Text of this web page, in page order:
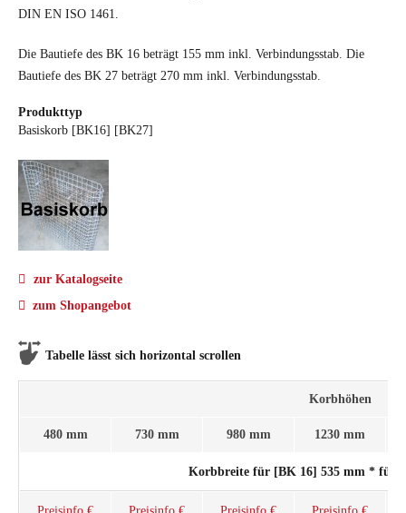
DIN EN ISO 1461.
Die Bautiefe des BK 16 beträgt 155 mm inkl. Verbindungsstab. Die
Bautiefe des BK 27 beträgt 270 mm inkl. Verbindungsstab.
Produkttyp
Basiskorb [BK16] [BK27]
zur Katalogseite
zum Shopangebot
Tabelle lässt sich horizontal scrollen
Korbhöhen
480 mm 730 mm 980 mm 1230 mm
Korbbreite für [BK 16] 535 mm * für